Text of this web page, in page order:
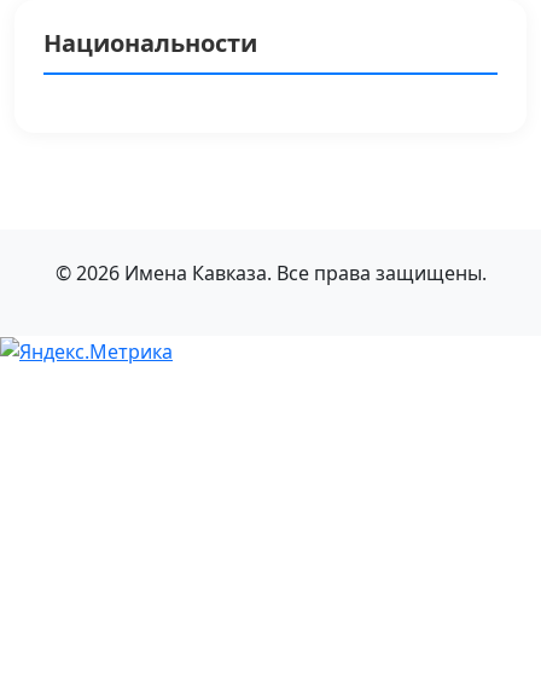
Национальности
© 2026 Имена Кавказа. Все права защищены.